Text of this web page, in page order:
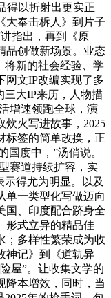
得以折射出更实正
大奉击柝人》到片子
讲指出，再到《原
品创做新场景。业态
将新的社会经验、学
网文IP改编实现了多
三大IP来历，人物描
增速领跑全球，演
炊火写进故事，2025
标签的简单改换，正
国度中，”汤俏说。
赛道持续扩容，实
示得尤为明显。以及
单一类型化写做迈向
国、印度配合跻身全
形式立异的精品佳
；多样性繁荣成为收
神记》到《道轨异
屋”。让收集文学的
降本增效，同时，当